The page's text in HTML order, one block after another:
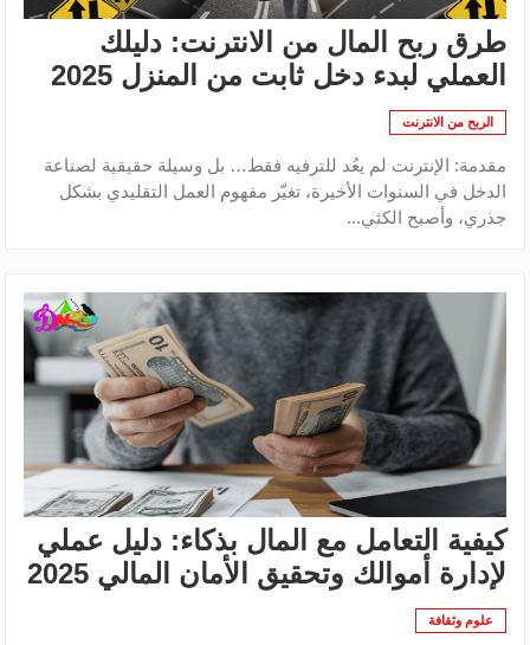
طرق ربح المال من الانترنت: دليلك
العملي لبدء دخل ثابت من المنزل 2025
الربح من الانترنت
مقدمة: الإنترنت لم يعُد للترفيه فقط… بل وسيلة حقيقية لصناعة
الدخل في السنوات الأخيرة، تغيّر مفهوم العمل التقليدي بشكل
جذري، وأصبح الكثي...
كيفية التعامل مع المال بذكاء: دليل عملي
لإدارة أموالك وتحقيق الأمان المالي 2025
علوم وثقافة